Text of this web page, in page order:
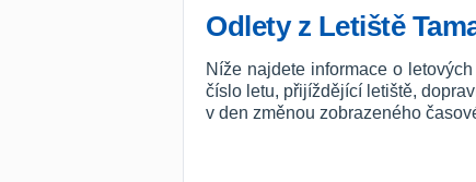
Odlety z Letiště
Níže najdete informace o
číslo letu, přijíždějící letiště,
v den změnou zobrazeného